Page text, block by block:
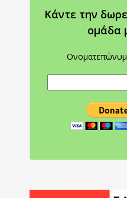
Κάντε την
oμάδα